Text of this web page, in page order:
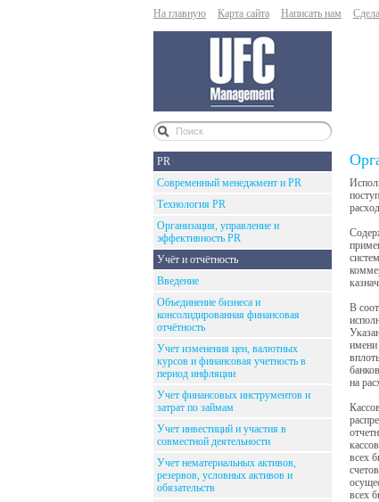
На главную Карта сайта Написать нам
PR
Современный менеджмент и PR
Технология PR
Организация, управление и
эффективность PR
Учёт и отчётность
Введение
Объединение бизнеса и
консолидированная финансовая
отчётность
Учет изменения цен, валютных
курсов и финансовая учетность в
период инфляции
Учет финансовых инструментов и
затрат по займам
Учет инвестиций и участия в
совместной деятельности
Учет нематериальных активов,
резервов, условных активов и
обязательств
В
имени
на
всех
всех